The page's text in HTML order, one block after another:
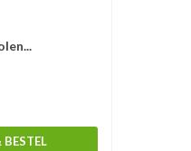
BESTEL